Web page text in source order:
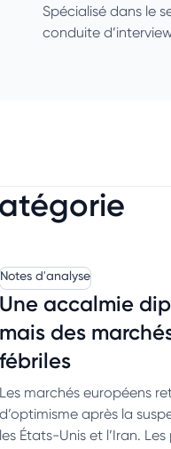
Spécialisé dans le
conduite
Notes d'analyse
Une accalmie
mais des
fébriles
Les marchés européens
d’optimisme après la
les États-Unis et l’Iran.